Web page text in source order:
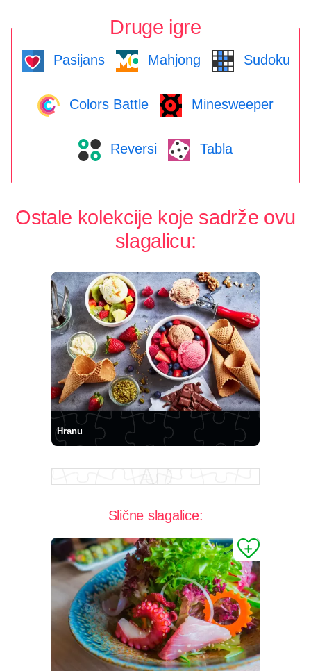
Druge igre
Pasijans Mahjong Sudoku
Colors Battle Minesweeper
Reversi Tabla
Ostale kolekcije koje sadrže ovu
slagalicu:
Hranu
Slične slagalice: